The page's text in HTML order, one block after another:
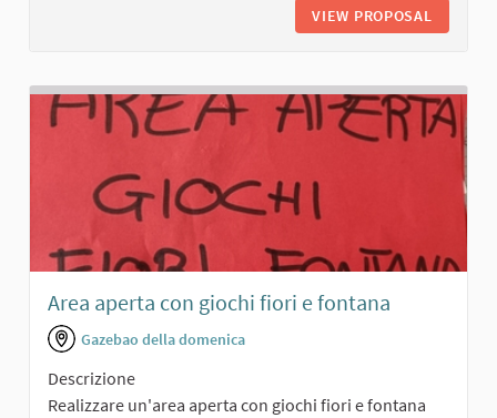
VIEW PROPOSAL
Area aperta con giochi fiori e fontana
Gazebao della domenica
Descrizione
Realizzare un'area aperta con giochi fiori e fontana